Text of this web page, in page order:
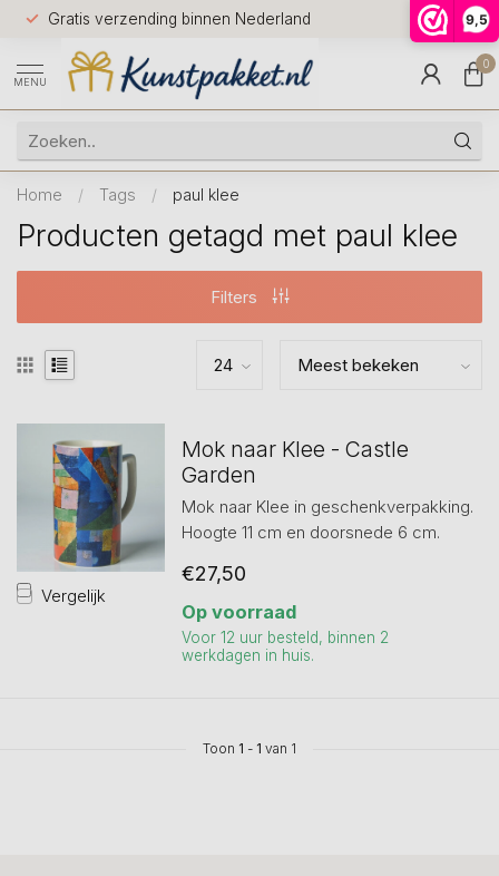
9,5
Gratis verzending binnen Nederland
Voor
huis
9.5
MENU
0
Home / Tags / paul klee
Producten getagd met paul klee
Filters
Vergelijk
Mok naar Klee - Castle
Garden
Mok naar Klee in geschenkverpakking.
Hoogte 11 cm en doorsnede 6 cm.
€27,50
Op voorraad
Voor 12 uur besteld, binnen 2
werkdagen in huis.
Toon 1 - 1 van 1